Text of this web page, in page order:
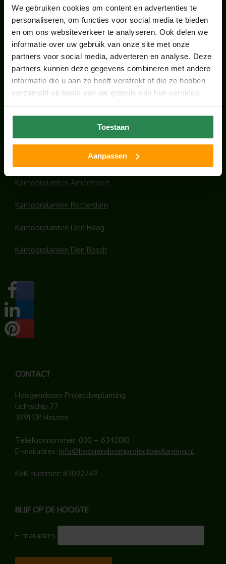
We gebruiken cookies om content en advertenties te
personaliseren, om functies voor social media te bieden
en om ons websiteverkeer te analyseren. Ook delen we
informatie over uw gebruik van onze site met onze
partners voor social media, adverteren en analyse. Deze
partners kunnen deze gegevens combineren met andere
informatie die u aan ze heeft verstrekt of die ze hebben
verzameld op basis van uw gebruik van hun services.
Toestaan
Aanpassen
ONS TEAM GROEIT VERDER
juni 17, 2026
HANDIGE LINKS
Office plants
Kantoorplanten Utrecht
Kantoorplanten Amsterdam
Kantoorplanten Amersfoort
Kantoorplanten Rotterdam
Kantoorplanten Den Haag
Kantoorplanten Den Bosch
CONTACT
Hoogendoorn Projectbeplanting
Lichtschip 77
3991 CP Houten
Telefoonnummer: 030 – 6340010
E-mailadres: info@hoogendoornprojectbeplanting.nl
KvK-nummer: 83092749
BLIJF OP DE HOOGTE
E-mailadres